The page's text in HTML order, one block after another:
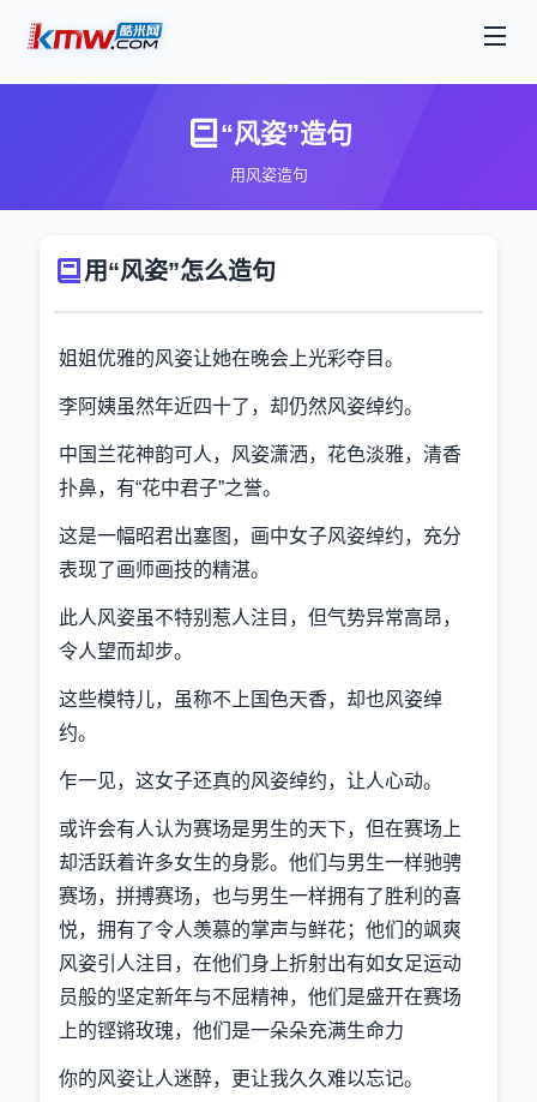
“风姿”造句
用风姿造句
用“风姿”怎么造句
姐姐优雅的风姿让她在晚会上光彩夺目。
李阿姨虽然年近四十了，却仍然风姿绰约。
中国兰花神韵可人，风姿潇洒，花色淡雅，清香
扑鼻，有“花中君子”之誉。
这是一幅昭君出塞图，画中女子风姿绰约，充分
表现了画师画技的精湛。
此人风姿虽不特别惹人注目，但气势异常高昂，
令人望而却步。
这些模特儿，虽称不上国色天香，却也风姿绰
约。
乍一见，这女子还真的风姿绰约，让人心动。
或许会有人认为赛场是男生的天下，但在赛场上
却活跃着许多女生的身影。他们与男生一样驰骋
赛场，拼搏赛场，也与男生一样拥有了胜利的喜
悦，拥有了令人羡慕的掌声与鲜花；他们的飒爽
风姿引人注目，在他们身上折射出有如女足运动
员般的坚定新年与不屈精神，他们是盛开在赛场
上的铿锵玫瑰，他们是一朵朵充满生命力
你的风姿让人迷醉，更让我久久难以忘记。